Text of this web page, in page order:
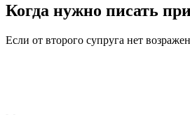
Когда нужно писать
Если от второго супруга нет